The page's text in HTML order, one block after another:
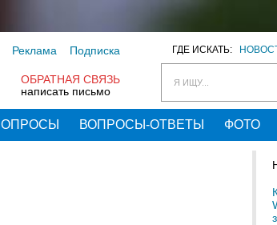
ГДЕ ИСКАТЬ:
Я ИЩУ...
Реклама Подписка
ОБРАТНАЯ СВЯЗЬ
написать письмо
ОПРОСЫ ВОПРОСЫ-ОТВЕТЫ ФОТО